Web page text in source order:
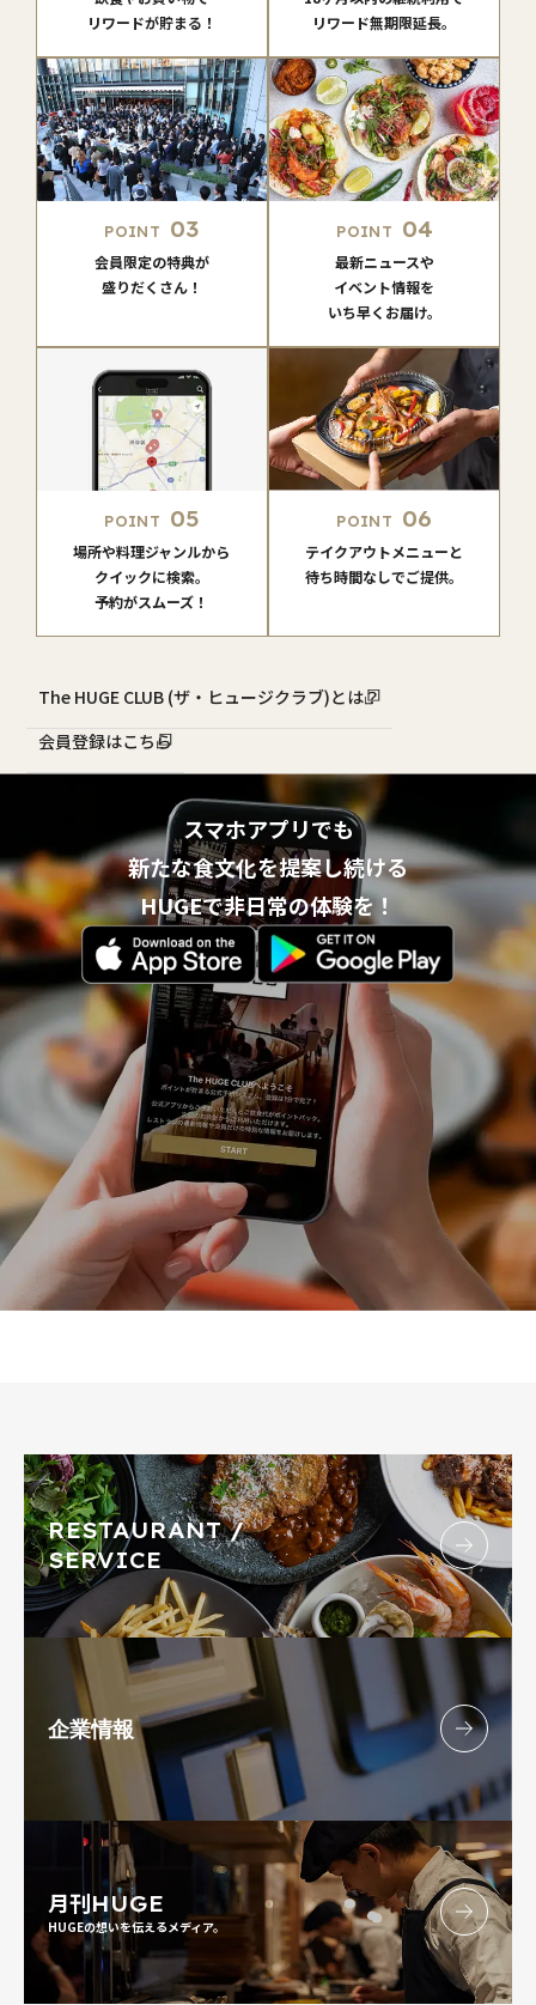
リワードが貯まる！
リワード無期限延長。
POINT 03
会員限定の特典が
盛りだくさん！
POINT 04
最新ニュースや
イベント情報を
いち早くお届け。
POINT 05
場所や料理ジャンルから
クイックに検索。
予約がスムーズ！
POINT 06
テイクアウトメニューと
待ち時間なしでご提供。
The HUGE CLUB (ザ・ヒュージクラブ)とは？
会員登録はこちら
スマホアプリでも
新たな食文化を提案し続ける
HUGEで非日常の体験を！
RESTAURANT /
SERVICE
企業情報
月刊HUGE
HUGEの想いを伝えるメディア。